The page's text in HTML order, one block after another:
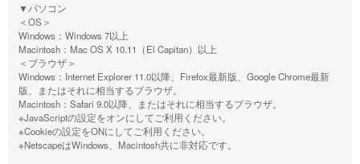
▼パソコン
＜OS＞
Windows：Windows 7以上
Macintosh：Mac OS X 10.11（El Capitan）以上
＜ブラウザ＞
Windows：Internet Explorer 11.0以降、Firefox最新版、Google Chrome最新
版、またはそれに相当するブラウザ。
Macintosh：Safari 9.0以降、またはそれに相当するブラウザ。
※JavaScriptの設定をオンにしてご利用ください。
※Cookieの設定をONにしてご利用ください。
※NetscapeはWindows、Macintosh共に非対応です。